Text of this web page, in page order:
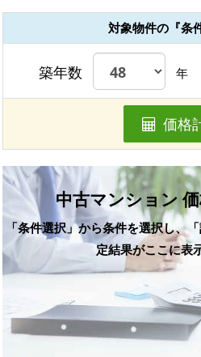
対象物件の『条
築年数 年
価格
中古マンション
「条件選択」から条件を選択し、
定結果がここに表